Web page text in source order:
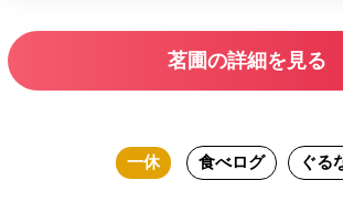
わえない本物の広東
い。
茗圃の詳細を見る
一休 食べログ ぐる